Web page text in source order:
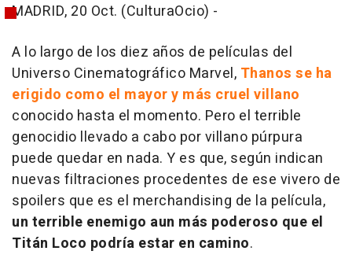
MADRID, 20 Oct. (CulturaOcio) -
A lo largo de los diez años de películas del
Universo Cinematográfico Marvel, Thanos se ha
erigido como el mayor y más cruel villano
conocido hasta el momento. Pero el terrible
genocidio llevado a cabo por villano púrpura
puede quedar en nada. Y es que, según indican
nuevas filtraciones procedentes de ese vivero de
spoilers que es el merchandising de la película,
un terrible enemigo aun más poderoso que el
Titán Loco podría estar en camino.